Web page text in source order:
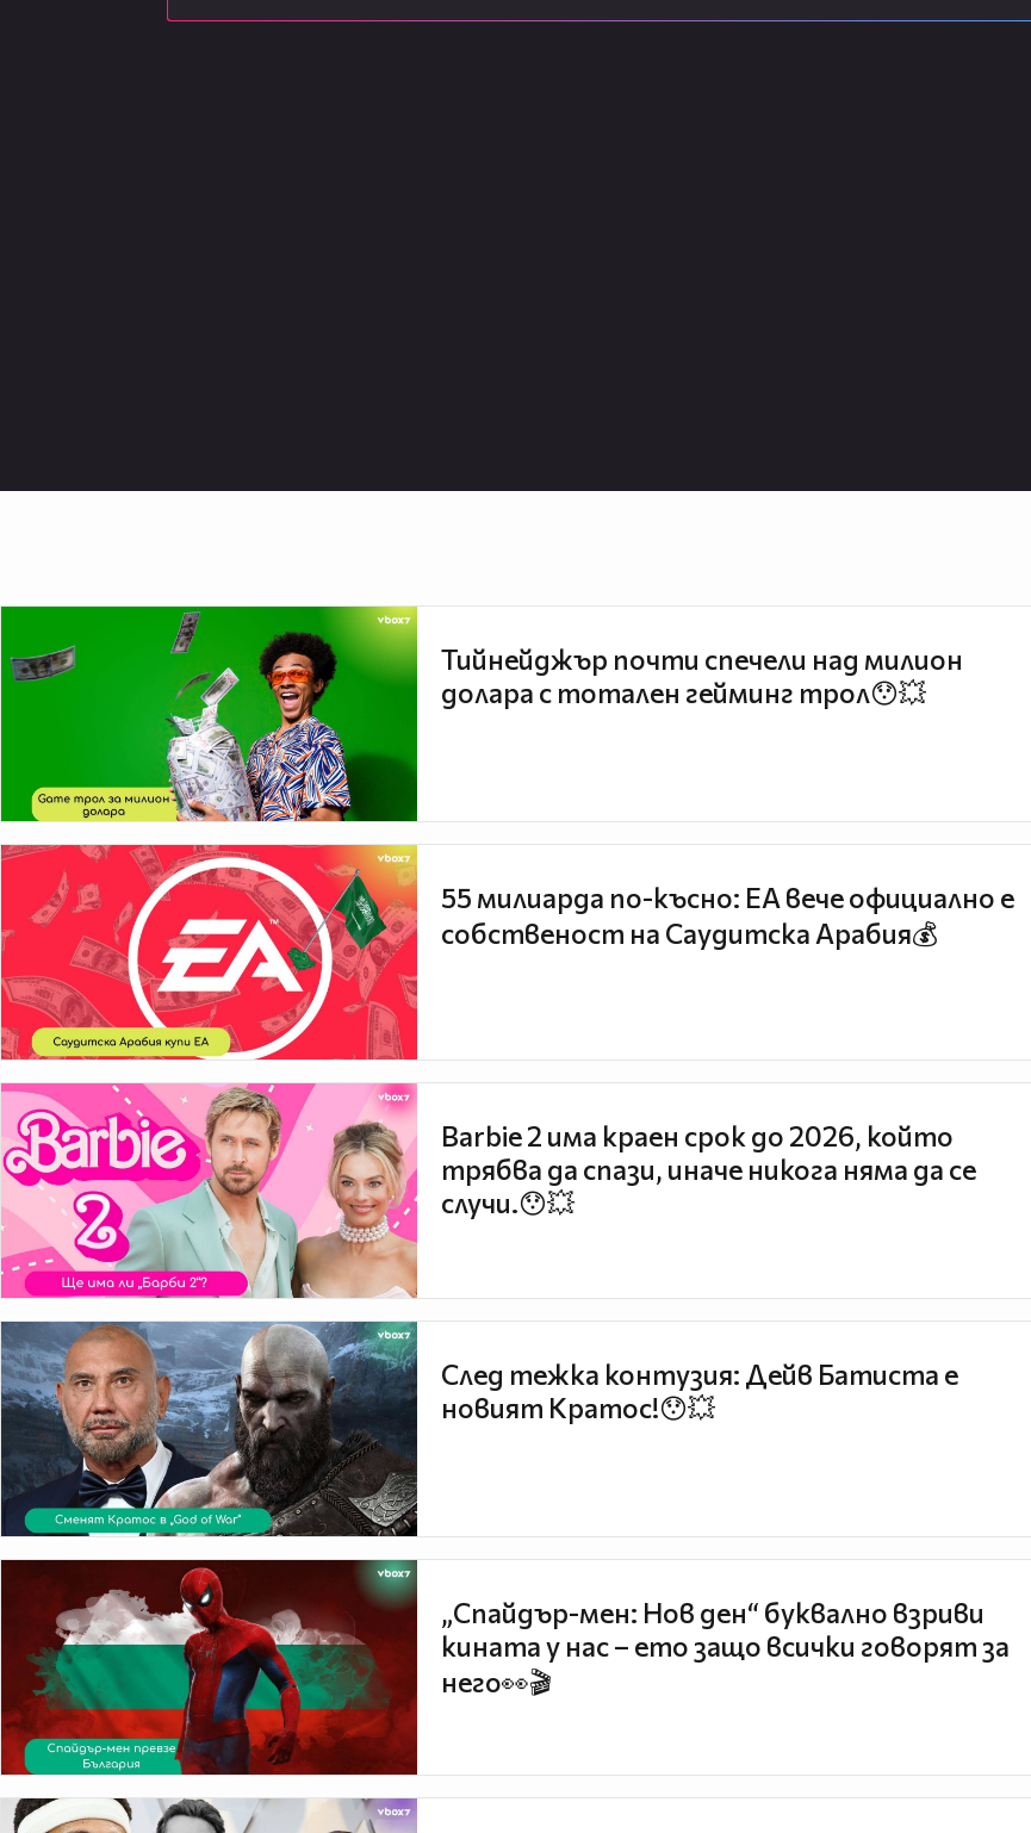
Тийнейджър почти спечели над милион
долара с тотален гейминг трол😯💥
55 милиарда по-късно: EA вече официално е
собственост на Саудитска Арабия💰
Barbie 2 има краен срок до 2026, който
трябва да спази, иначе никога няма да се
случи.😯💥
След тежка контузия: Дейв Батиста е
новият Кратос!😯💥
„Спайдър-мен: Нов ден“ буквално взриви
кината у нас – ето защо всички говорят за
него👀🎬